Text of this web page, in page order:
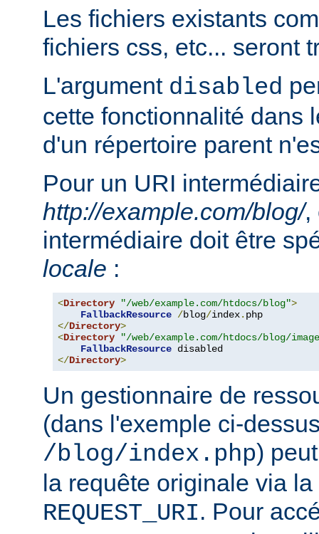
Les fichiers existants
fichiers css, etc... seront
L'argument disabled
cette fonctionnalité dans
d'un répertoire parent
Pour un URI
http://example.com/blog/,
intermédiaire doit être
locale :
<Directory "/web/example.com/htdocs/blog">
FallbackResource /blog/index.
</Directory>
<Directory
"/web/example.com/htdocs/blog/
FallbackResource
</Directory>
Un gestionnaire de
(dans l'exemple ci-
/blog/index.php)
la requête originale via
REQUEST_URI. Pour